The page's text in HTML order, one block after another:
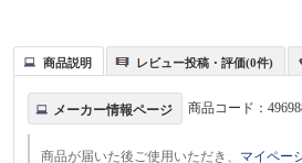
商品説明 レビュー投稿・評価(0件)
メーカー情報ページ 商品コード：
商品が届いた後ご使用いただき、 マイペー